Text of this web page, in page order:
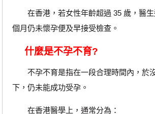
在香港，若女性年齡超過 35 歲，醫生
個月仍未懷孕便及早接受檢查。
什麼是不孕不育?
不孕不育是指在一段合理時間內，於
下，仍未能成功受孕。
在香港醫學上，通常分為：